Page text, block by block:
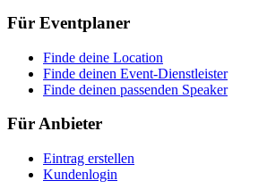
Für Eventplaner
Finde deine Location
Finde deinen Event-Dienstleister
Finde deinen passenden Speaker
Für Anbieter
Eintrag erstellen
Kundenlogin